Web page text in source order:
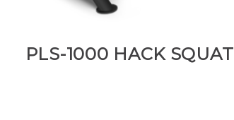
PLS-1000 HACK SQUAT